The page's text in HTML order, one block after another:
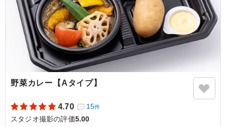
野菜カレー【Aタイプ】
4.70 15件
スタジオ撮影の評価5.00